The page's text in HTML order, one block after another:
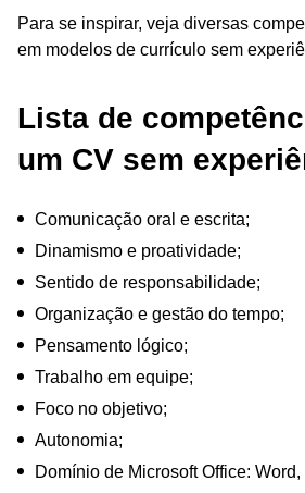
Para se inspirar, veja diversas
em modelos de currículo sem
Lista de
um CV sem
Comunicação oral e escrita;
Dinamismo e proatividade;
Sentido de responsabilidade;
Organização e gestão do tempo;
Pensamento lógico;
Trabalho em equipe;
Foco no objetivo;
Autonomia;
Domínio de Microsoft Office: